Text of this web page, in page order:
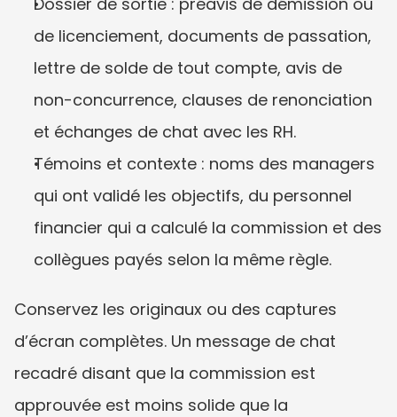
de licenciement, documents de passation,
lettre de solde de tout compte, avis de
non-concurrence, clauses de renonciation
et échanges de chat avec les RH.
Témoins et contexte : noms des managers
qui ont validé les objectifs, du personnel
financier qui a calculé la commission et des
collègues payés selon la même règle.
Conservez les originaux ou des captures
d’écran complètes. Un message de chat
recadré disant que la commission est
approuvée est moins solide que la